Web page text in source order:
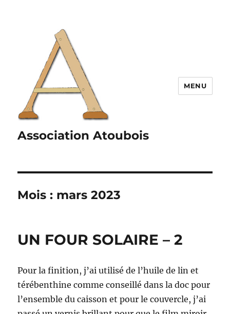
Association Atoubois
MENU
Mois : mars 2023
UN FOUR SOLAIRE – 2
Pour la finition, j’ai utilisé de l’huile de lin et
térébenthine comme conseillé dans la doc pour
l’ensemble du caisson et pour le couvercle, j’ai